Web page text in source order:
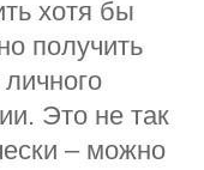
хотя бы
получить
Это не так
– можно